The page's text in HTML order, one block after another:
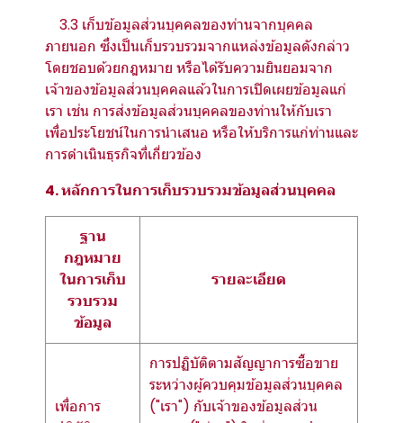
3.3 เก็บข้อมูลส่วนบุคคลของท่านจากบุคคล
ภายนอก ซึ่งเป็นเก็บรวบรวมจากแหล่งข้อมูลดังกล่าว
โดยชอบด้วยกฎหมาย หรือได้รับความยินยอมจาก
เจ้าของข้อมูลส่วนบุคคลแล้วในการเปิดเผยข้อมูลแก่
เรา เช่น การส่งข้อมูลส่วนบุคคลของท่านให้กับเรา
เพื่อประโยชน์ในการนำเสนอ หรือให้บริการแก่ท่านและ
การดำเนินธุรกิจที่เกี่ยวข้อง
4. หลักการในการเก็บรวบรวมข้อมูลส่วนบุคคล
ฐาน
กฎหมาย
ในการเก็บ
รวบรวม
ข้อมูล
รายละเอียด
เพื่อการ
การปฏิบัติตามสัญญาการซื้อขาย
ระหว่างผู้ควบคุมข้อมูลส่วนบุคคล
("เรา") กับเจ้าของข้อมูลส่วน